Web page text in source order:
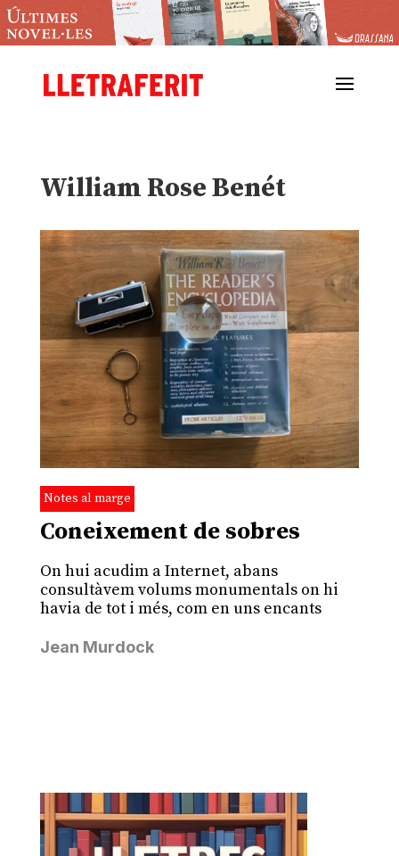
William Rose Benét
Notes al marge
Coneixement de sobres
On hui acudim a Internet, abans
consultàvem volums monumentals on hi
havia de tot i més, com en uns encants
Jean Murdock